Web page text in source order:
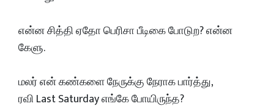
என்ன சித்தி ஏதோ பெரிசா பீடிகை போடுற? என்ன
கேளு.
மலர் என் கண்களை நேருக்கு நேராக பார்த்து,
ரவி Last Saturday எங்கே போயிருந்த?